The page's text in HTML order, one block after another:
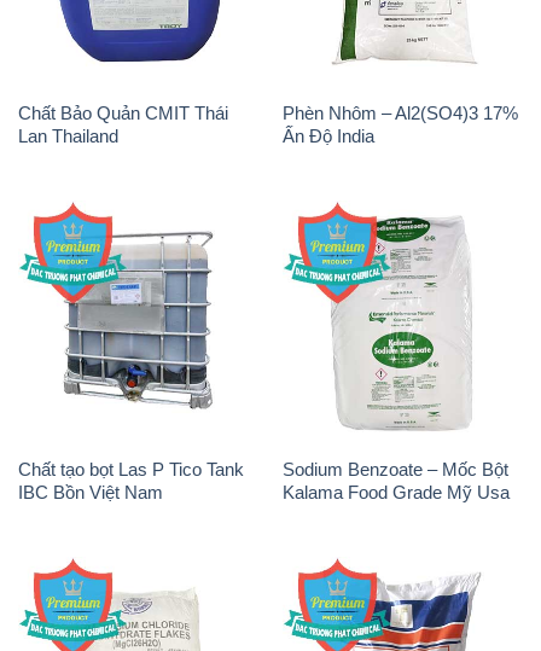
Chất tạo bọt Las P Tico Tank
IBC Bồn Việt Nam
Sodium Benzoate – Mốc Bột
Kalama Food Grade Mỹ Usa